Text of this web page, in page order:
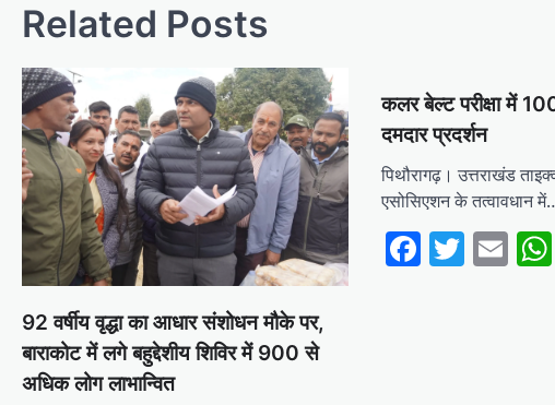
Related Posts
92 वर्षीय वृद्धा का आधार संशोधन मौके पर,
बाराकोट में लगे बहुद्देशीय शिविर में 900 से
अधिक लोग लाभान्वित
कलर बेल्ट परीक्षा में
दमदार प्रदर्शन
पिथौरागढ़। उत्तराखंड
एसोसिएशन के तत्वावधान